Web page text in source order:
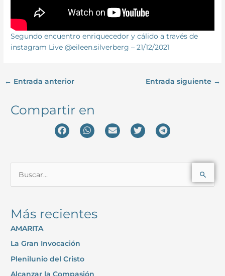
Segundo encuentro enriquecedor y cálido a través de
instagram Live @eileen.silverberg – 21/12/2021
← Entrada anterior Entrada siguiente →
Compartir en
c
a
r
p
o
Más recientes
AMARITA
La Gran Invocación
Plenilunio del Cristo
Alcanzar la Compasión